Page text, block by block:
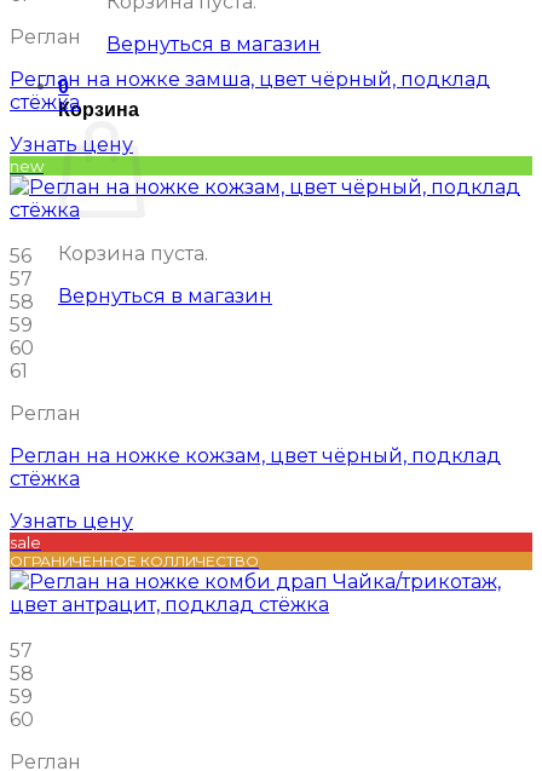
Вернуться в магазин
0
Корзина
Корзина пуста.
Вернуться в магазин
Реглан
Реглан на ножке замша, цвет чёрный, подклад
стёжка
Узнать цену
new
56
57
58
59
60
61
Реглан
Реглан на ножке кожзам, цвет чёрный, подклад
стёжка
Узнать цену
sale
ОГРАНИЧЕННОЕ КОЛЛИЧЕСТВО
57
58
59
60
Реглан